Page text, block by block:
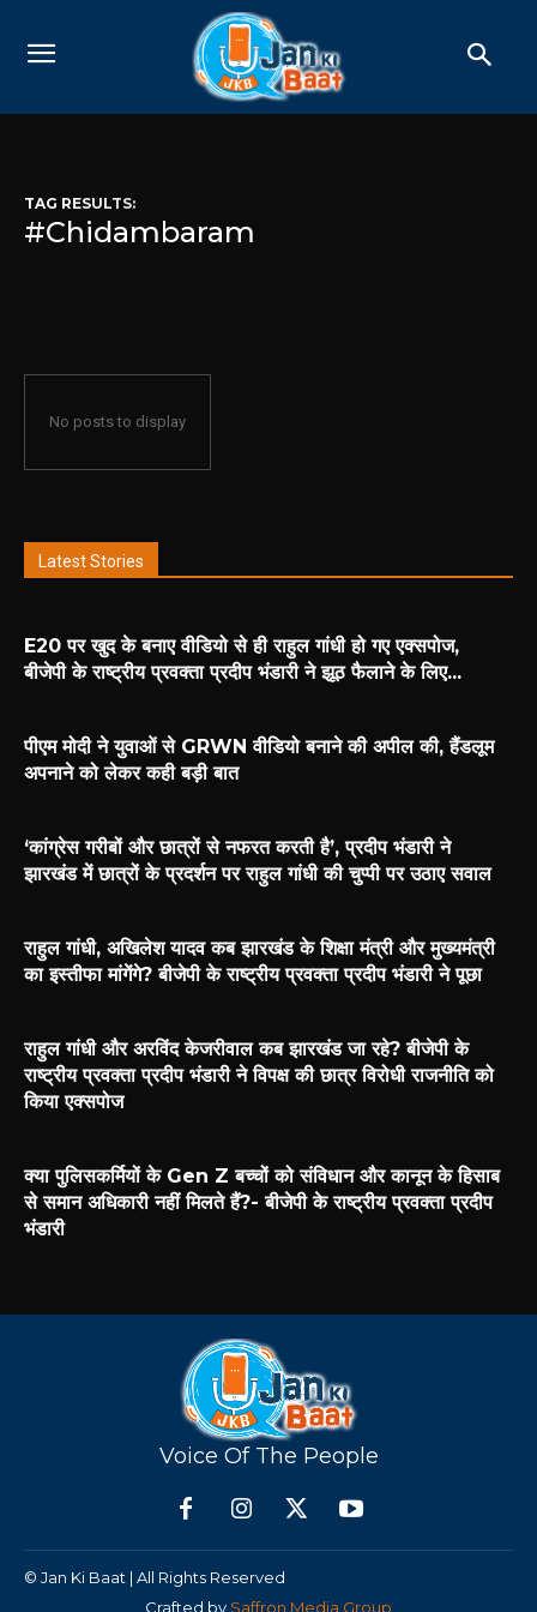
TAG RESULTS:
#Chidambaram
No posts to display
Latest Stories
E20 पर खुद के बनाए वीडियो से ही राहुल गांधी हो गए एक्सपोज,
बीजेपी के राष्ट्रीय प्रवक्ता प्रदीप भंडारी ने झूठ फैलाने के लिए...
पीएम मोदी ने युवाओं से GRWN वीडियो बनाने की अपील की, हैंडलूम
अपनाने को लेकर कही बड़ी बात
‘कांग्रेस गरीबों और छात्रों से नफरत करती है’, प्रदीप भंडारी ने
झारखंड में छात्रों के प्रदर्शन पर राहुल गांधी की चुप्पी पर उठाए सवाल
राहुल गांधी, अखिलेश यादव कब झारखंड के शिक्षा मंत्री और मुख्यमंत्री
का इस्तीफा मांगेंगे? बीजेपी के राष्ट्रीय प्रवक्ता प्रदीप भंडारी ने पूछा
राहुल गांधी और अरविंद केजरीवाल कब झारखंड जा रहे? बीजेपी के
राष्ट्रीय प्रवक्ता प्रदीप भंडारी ने विपक्ष की छात्र विरोधी राजनीति को
किया एक्सपोज
क्या पुलिसकर्मियों के Gen Z बच्चों को संविधान और कानून के हिसाब
से समान अधिकारी नहीं मिलते हैं?- बीजेपी के राष्ट्रीय प्रवक्ता प्रदीप
भंडारी
Voice Of The People
© Jan Ki Baat | All Rights Reserved
Crafted by Saffron Media Group